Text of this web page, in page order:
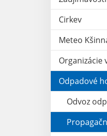
Cirkev
Meteo
Organizácie
Odpadové
Odvoz